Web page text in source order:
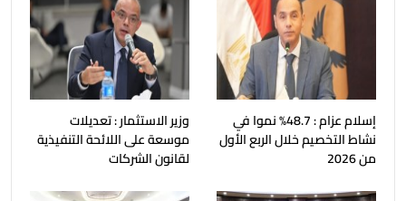
إسلام عزام : 48.7% نموا في
نشاط التخصيم خلال الربع الأول
من 2026
وزير الاستثمار : تعديلات
موسعة على اللائحة التنفيذية
لقانون الشركات